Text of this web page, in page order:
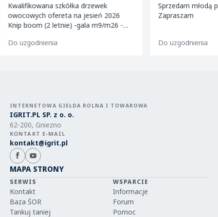
Kwalifikowana szkółka drzewek
owocowych ofereta na jesień 2026
Knip boom (2 letnie) -gala m9/m26 -
m9 -paulared m9/m2
Do uzgodnienia
Sprzedam młodą
Zapraszam
Do uzgodnienia
INTERNETOWA GIEŁDA ROLNA I TOWAROWA
IGRIT.PL SP. z o. o.
62-200, Gniezno
KONTAKT E-MAIL
kontakt@igrit.pl
MAPA STRONY
SERWIS
Kontakt
Baza ŚOR
Tankuj taniej
WSPARCIE
Informacje
Forum
Pomoc